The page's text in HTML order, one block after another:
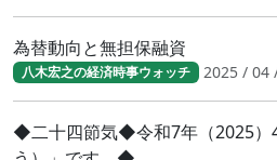
為替動向と無担保融資
八木宏之の経済時事ウォッチ 2025 / 04
◆二十四節気◆令和7年（2025）